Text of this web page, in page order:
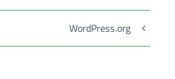
WordPress.org